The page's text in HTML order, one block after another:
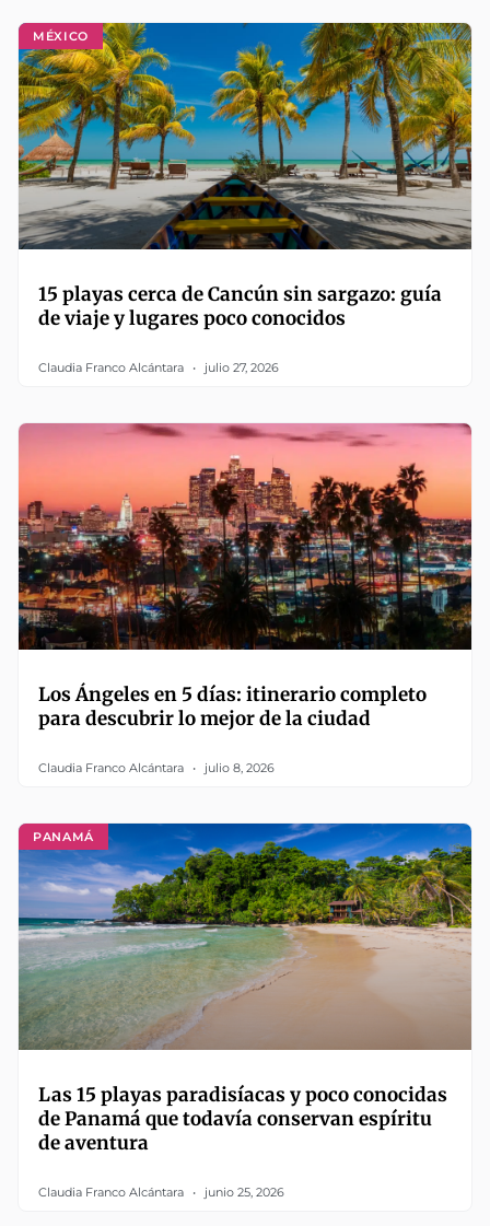
MÉXICO
15 playas cerca de Cancún sin sargazo: guía
de viaje y lugares poco conocidos
Claudia Franco Alcántara julio 27, 2026
Los Ángeles en 5 días: itinerario completo
para descubrir lo mejor de la ciudad
Claudia Franco Alcántara julio 8, 2026
PANAMÁ
Las 15 playas paradisíacas y poco conocidas
de Panamá que todavía conservan espíritu
de aventura
Claudia Franco Alcántara junio 25, 2026